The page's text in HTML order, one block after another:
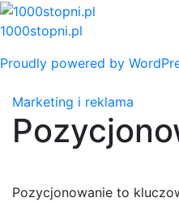
Skip
to
1000stopni.pl
Proudly powered by
Marketing i reklama
Pozycjonowanie to